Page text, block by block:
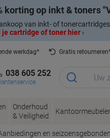
korting op inkt & toners
van inkt- of
je cartridge of toner hier ›
werkdag*
Gratis
038 605 252
Onderhoud
& Veiligheid
en seizoensgebonden